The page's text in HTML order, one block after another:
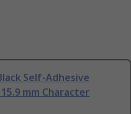
Self-Adhesive
mm Character